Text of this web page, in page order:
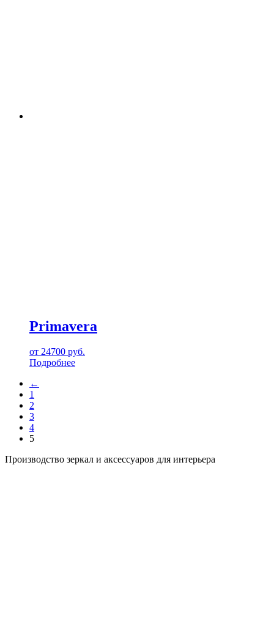
Primavera
от 24700 руб.
Подробнее
←
1
2
3
4
5
Производство зеркал и аксессуаров для интерьера